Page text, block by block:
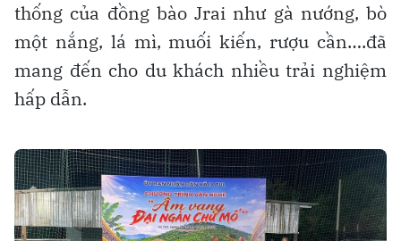
thống của đồng bào Jrai như gà nướng, bò
một nắng, lá mì, muối kiến, rượu cần….đã
mang đến cho du khách nhiều trải nghiệm
hấp dẫn.